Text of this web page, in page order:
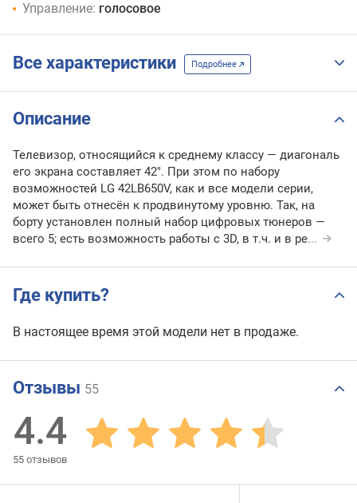
Управление: голосовое
Все характеристики Подробнее
Описание
Телевизор, относящийся к среднему классу — диагональ
его экрана составляет 42". При этом по набору
возможностей LG 42LB650V, как и все модели серии,
может быть отнесён к продвинутому уровню. Так, на
борту установлен полный набор цифровых тюнеров —
всего 5; есть возможность работы с 3D, в т.ч. и в ре...
Где купить?
В настоящее время этой модели нет в продаже.
Отзывы 55
4.4
55 отзывов